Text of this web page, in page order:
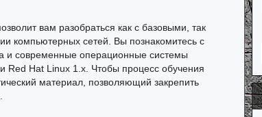
вам разобраться как с базовыми, так
компьютерных сетей. Вы познакомитесь с
и современные операционные системы
Red Hat Linux 1.x. Чтобы процесс обучения
материал, позволяющий закрепить